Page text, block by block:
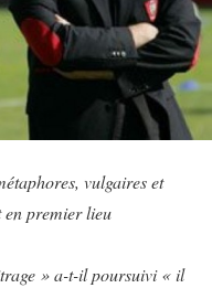
vulgaires et
en premier lieu
» a-t-il poursuivi « il